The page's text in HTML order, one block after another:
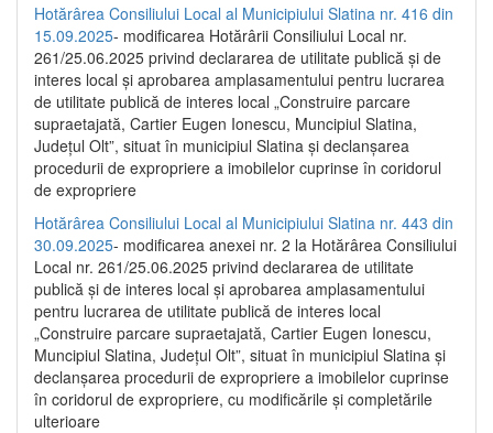
Hotărârea Consiliului Local al Municipiului Slatina nr. 416 din
15.09.2025- modificarea Hotărârii Consiliului Local nr.
261/25.06.2025 privind declararea de utilitate publică și de
interes local și aprobarea amplasamentului pentru lucrarea
de utilitate publică de interes local „Construire parcare
supraetajată, Cartier Eugen Ionescu, Muncipiul Slatina,
Județul Olt”, situat în municipiul Slatina și declanșarea
procedurii de expropriere a imobilelor cuprinse în coridorul
de expropriere
Hotărârea Consiliului Local al Municipiului Slatina nr. 443 din
30.09.2025- modificarea anexei nr. 2 la Hotărârea Consiliului
Local nr. 261/25.06.2025 privind declararea de utilitate
publică şi de interes local şi aprobarea amplasamentului
pentru lucrarea de utilitate publică de interes local
„Construire parcare supraetajată, Cartier Eugen Ionescu,
Muncipiul Slatina, Judeţul Olt”, situat în municipiul Slatina şi
declanşarea procedurii de expropriere a imobilelor cuprinse
în coridorul de expropriere, cu modificările şi completările
ulterioare